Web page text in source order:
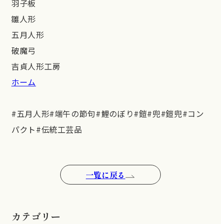
カテゴリー
羽子板
雛人形
五月人形
破魔弓
吉貞人形工房
ホーム
#五月人形#端午の節句#鯉のぼり#鎧#兜#鎧兜#コン
パクト#伝統工芸品
一覧に戻る